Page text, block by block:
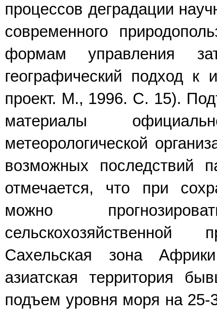
процессов деградации
современного
формам управления
географический подход к
проект. М., 1996. С. 15).
материалы
метеорологической
возможных последствий
отмечается, что при
можно
Сахельская зона
азиатская территория
подъем уровня моря на 25-